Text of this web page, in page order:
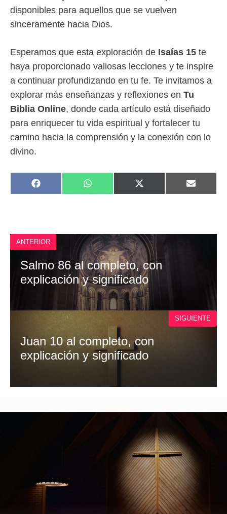
disponibles para aquellos que se vuelven
sinceramente hacia Dios.
Esperamos que esta exploración de Isaías 15 te
haya proporcionado valiosas lecciones y te inspire
a continuar profundizando en tu fe. Te invitamos a
explorar más enseñanzas y reflexiones en Tu
Biblia Online, donde cada artículo está diseñado
para enriquecer tu vida espiritual y fortalecer tu
camino hacia la comprensión y la conexión con lo
divino.
COMPARTIR
EN
F
A
O
K
COMPARTIR
EN
W
H
P
P
COMPARTIR
EN
X
(
T
E
R
)
EN
E
M
ANTERIOR
Salmo 86 al completo, con
explicación y significado
Juan 10 al completo, con
explicación y significado
SIGUIENTE